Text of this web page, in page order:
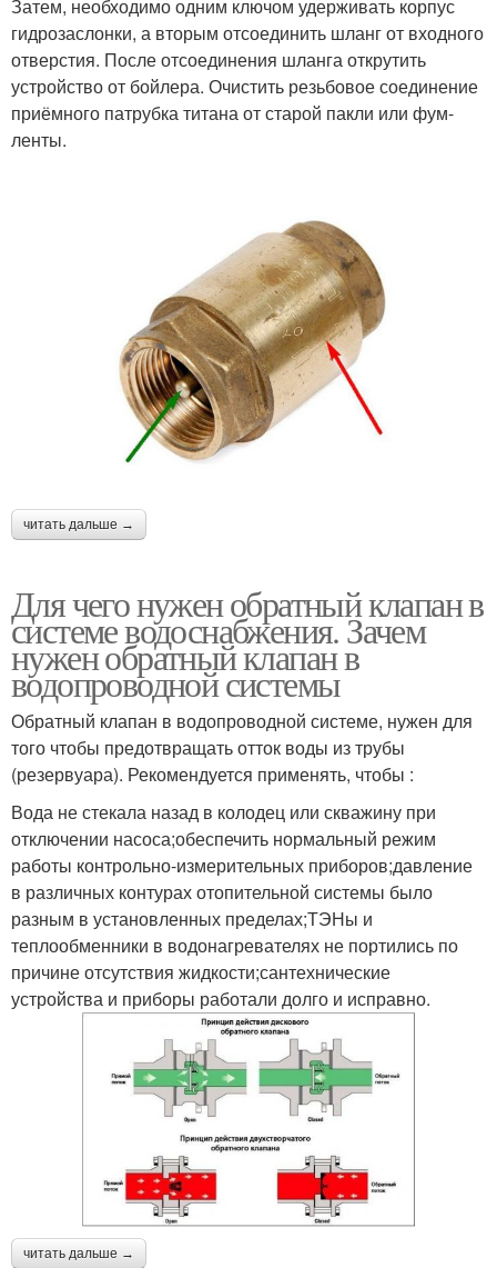
Затем, необходимо одним ключом удерживать корпус
гидрозаслонки, а вторым отсоединить шланг от входного
отверстия. После отсоединения шланга открутить
устройство от бойлера. Очистить резьбовое соединение
приёмного патрубка титана от старой пакли или фум-
ленты.
читать дальше →
Для чего нужен обратный клапан в
системе водоснабжения. Зачем
нужен обратный клапан в
водопроводной системы
Обратный клапан в водопроводной системе, нужен для
того чтобы предотвращать отток воды из трубы
(резервуара). Рекомендуется применять, чтобы :
Вода не стекала назад в колодец или скважину при
отключении насоса;обеспечить нормальный режим
работы контрольно-измерительных приборов;давление
в различных контурах отопительной системы было
разным в установленных пределах;ТЭНы и
теплообменники в водонагревателях не портились по
причине отсутствия жидкости;сантехнические
устройства и приборы работали долго и исправно.
читать дальше →